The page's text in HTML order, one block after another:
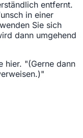
entfernt.
in einer
Sie sich
dann umgehend
hier. "(Gerne dann